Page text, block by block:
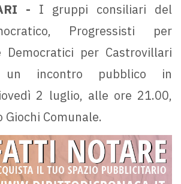
- I gruppi consiliari del
Progressisti per
Democratici per Castrovillari
un incontro pubblico in
2 luglio, alle ore 21.00,
Giochi Comunale.